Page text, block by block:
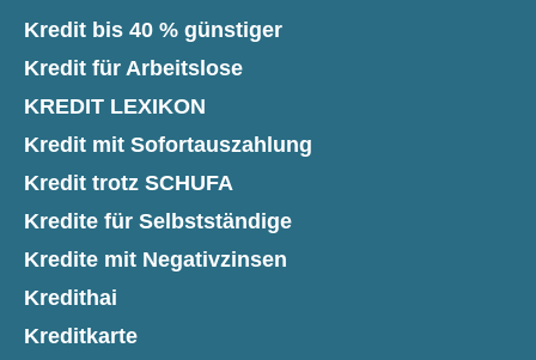
Kredit bis 40 % günstiger
Kredit für Arbeitslose
KREDIT LEXIKON
Kredit mit Sofortauszahlung
Kredit trotz SCHUFA
Kredite für Selbstständige
Kredite mit Negativzinsen
Kredithai
Kreditkarte